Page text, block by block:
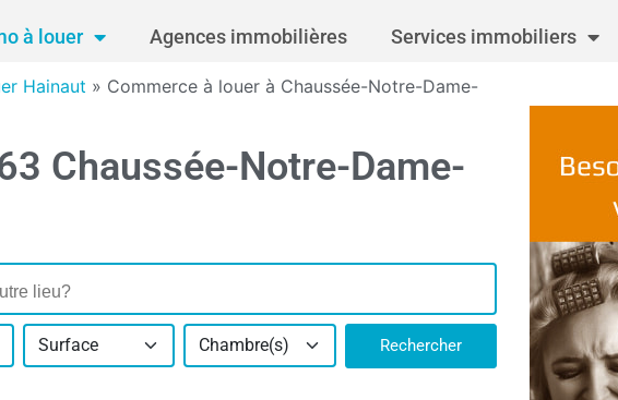
à louer Agences immobilières Services immobiliers
Hainaut » Commerce à louer à Chaussée-Notre-Dame-
Chaussée-Notre-Dame-
Surface Chambre(s) Rechercher